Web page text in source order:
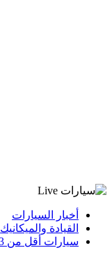
أخبار السيارات
القيادة والميكانيك
سيارات أقل من 3 سنوات